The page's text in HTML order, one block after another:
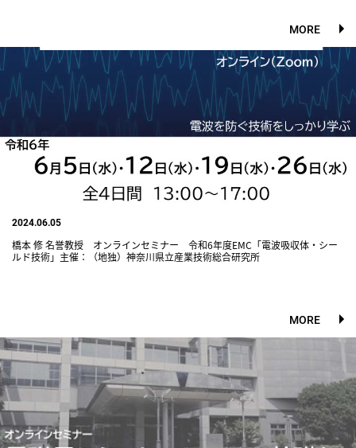
MORE
2024.06.05
橋本 修 名誉教授 オンラインセミナー 令和6年度EMC「電波吸収体・シー
ルド技術」主催：（地独）神奈川県立産業技術総合研究所
MORE